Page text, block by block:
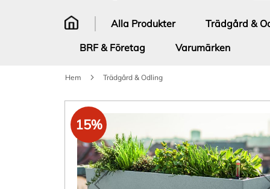
Alla Produkter Trädgård &
BRF & Företag
Varumärken
Hem Trädgård & Odling
Hoppa
till
slutet
bildgalleriet
15%